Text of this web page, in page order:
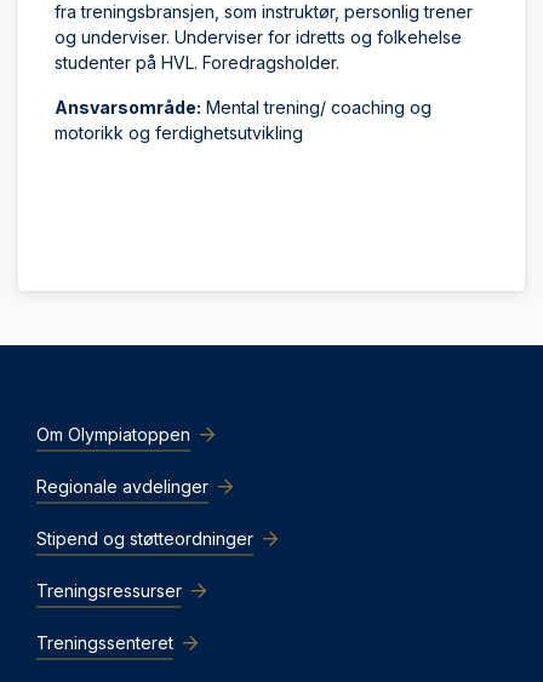
fra treningsbransjen, som instruktør, personlig trener
og underviser. Underviser for idretts og folkehelse
studenter på HVL. Foredragsholder.
Ansvarsområde: Mental trening/ coaching og
motorikk og ferdighetsutvikling
Om Olympiatoppen
Regionale avdelinger
Stipend og støtteordninger
Treningsressurser
Treningssenteret